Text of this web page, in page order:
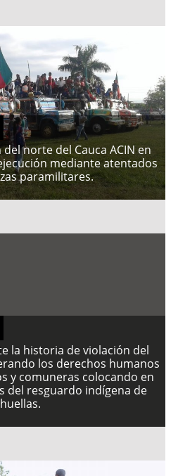
norte del Cauca ACIN en
mediante atentados
paramilitares.
la historia de violación del
los derechos humanos
y comuneras colocando en
del resguardo indígena de
huellas.